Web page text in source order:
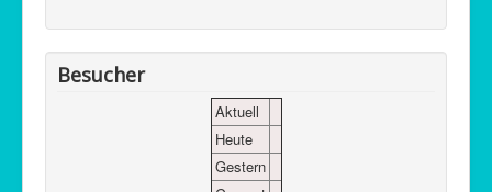
Besucher
Aktuell
Heute
Gestern